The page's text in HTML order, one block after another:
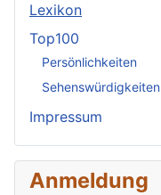
Lexikon
Top100
Persönlichkeiten
Sehenswürdigkeiten
Impressum
Anmeldung